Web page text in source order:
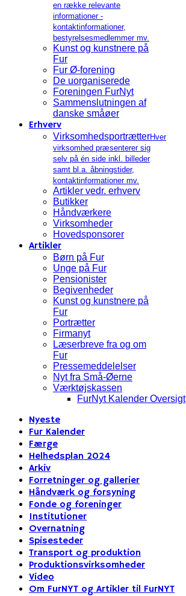
en række relevante
informationer -
kontaktinformationer,
bestyrelsesmedlemmer mv.
Kunst og kunstnere på
Fur
Fur Ø-forening
De uorganiserede
Foreningen FurNyt
Sammenslutningen af
danske småøer
Erhverv
VirksomhedsportrætterHver
virksomhed præsenterer sig
selv på én side inkl. billeder
samt bl.a. åbningstider,
kontaktinformationer mv.
Artikler vedr. erhverv
Butikker
Håndværkere
Virksomheder
Hovedsponsorer
Artikler
Børn på Fur
Unge på Fur
Pensionister
Begivenheder
Kunst og kunstnere på
Fur
Portrætter
Firmanyt
Læserbreve fra og om
Fur
Pressemeddelelser
Nyt fra Små-Øerne
Værktøjskassen
FurNyt Kalender Oversigt
Nyeste
Fur Kalender
Færge
Helhedsplan 2024
Arkiv
Forretninger og gallerier
Håndværk og forsyning
Fonde og foreninger
Institutioner
Overnatning
Spisesteder
Transport og produktion
Produktionsvirksomheder
Video
Om FurNYT og Artikler til FurNYT